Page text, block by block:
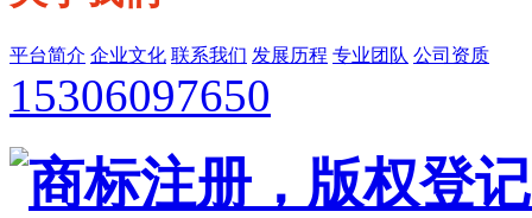
平台简介 企业文化 联系我们 发展历程 专业团队 公司资质
15306097650